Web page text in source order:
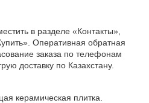
в разделе «Контакты»,
Оперативная обратная
заказа по телефонам
доставку по Казахстану.
керамическая плитка.